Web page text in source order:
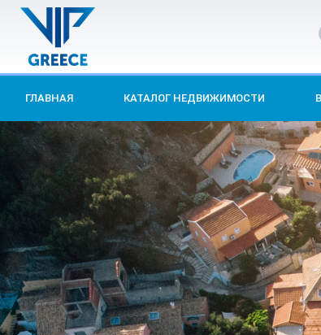
ГЛАВНАЯ КАТАЛОГ НЕДВИЖИМОСТИ